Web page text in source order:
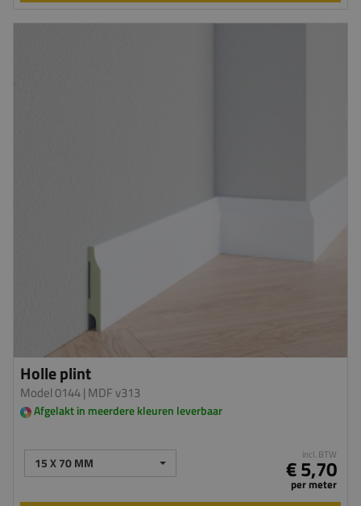
Holle plint
Model 0144| MDF v313
Afgelakt in meerdere kleuren leverbaar
15 X 70 MM incl. BTW
€ 5,70
per meter